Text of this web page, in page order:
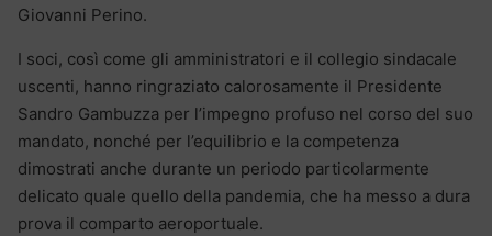
Giovanni Perino.
I soci, così come gli amministratori e il collegio sindacale
uscenti, hanno ringraziato calorosamente il Presidente
Sandro Gambuzza per l’impegno profuso nel corso del suo
mandato, nonché per l’equilibrio e la competenza
dimostrati anche durante un periodo particolarmente
delicato quale quello della pandemia, che ha messo a dura
prova il comparto aeroportuale.